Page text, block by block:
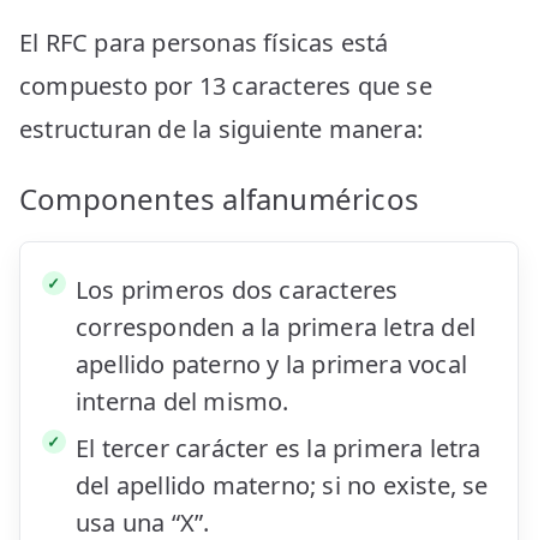
El RFC para personas físicas está
compuesto por 13 caracteres que se
estructuran de la siguiente manera:
Componentes alfanuméricos
Los primeros dos caracteres
corresponden a la primera letra del
apellido paterno y la primera vocal
interna del mismo.
El tercer carácter es la primera letra
del apellido materno; si no existe, se
usa una “X”.